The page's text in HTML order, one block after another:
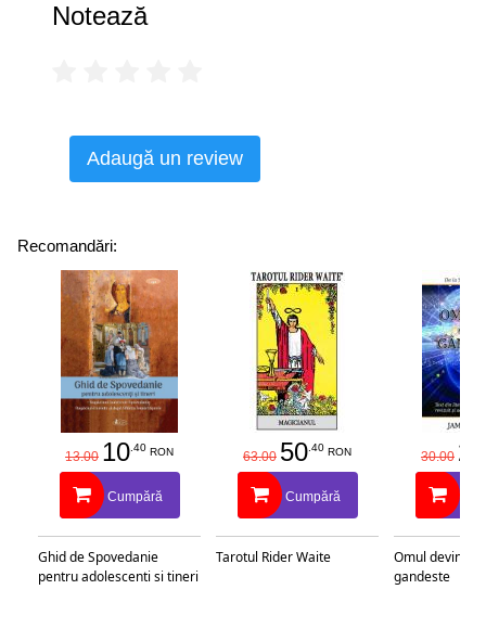
Notează
Adaugă un review
Recomandări:
13.00 10.40 RON
Cumpără
Ghid de Spovedanie
pentru adolescenti si tineri
63.00 50.40 RON
Cumpără
Tarotul Rider Waite
30.00 25
Omul devine
gandeste